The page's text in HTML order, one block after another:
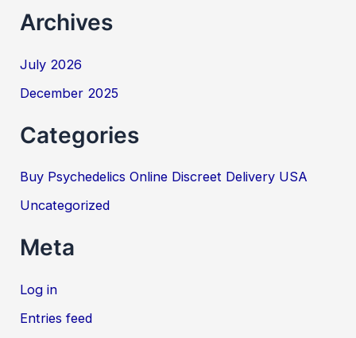
Archives
July 2026
December 2025
Categories
Buy Psychedelics Online Discreet Delivery USA
Uncategorized
Meta
Log in
Entries feed